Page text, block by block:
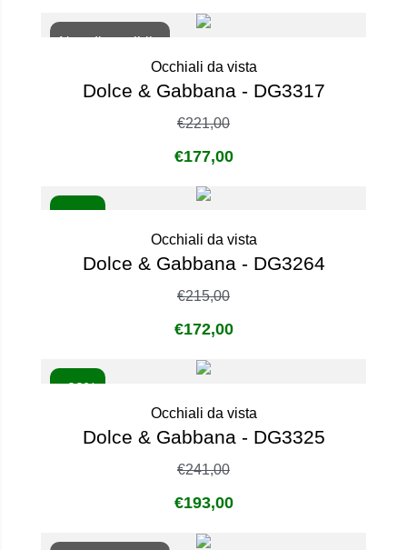
Non disponibile
Occhiali da vista
Dolce & Gabbana - DG3317
€221,00
€177,00
Occhiali da vista
Dolce & Gabbana - DG3264
€215,00
€172,00
Occhiali da vista
Dolce & Gabbana - DG3325
€241,00
€193,00